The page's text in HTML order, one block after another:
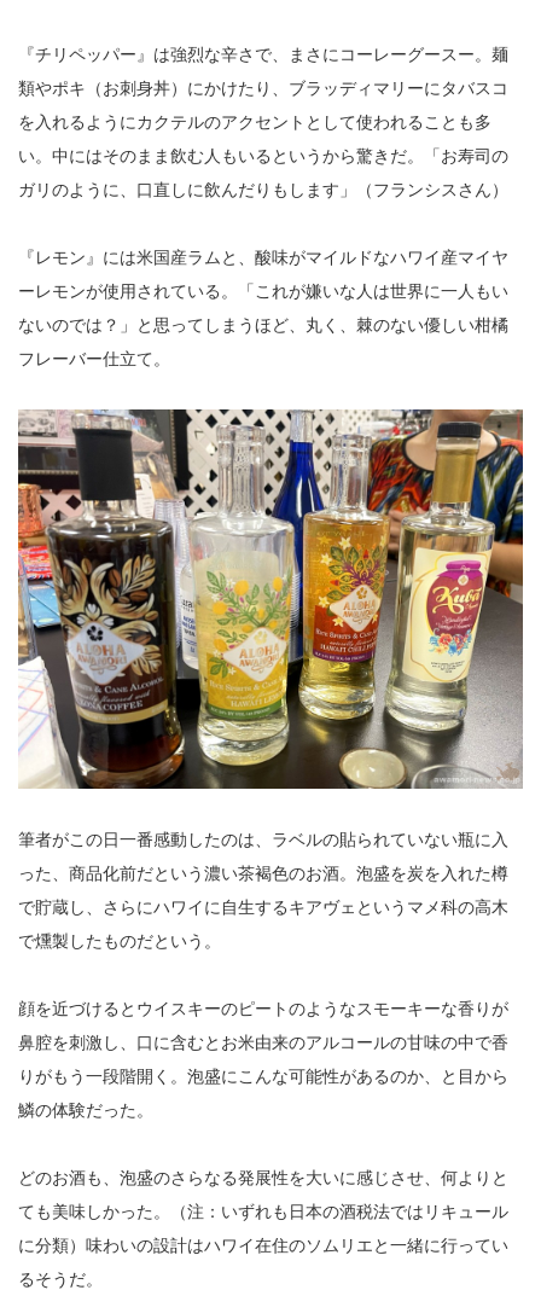
『チリペッパー』は強烈な辛さで、まさにコーレーグースー。麺
類やポキ（お刺身丼）にかけたり、ブラッディマリーにタバスコ
を入れるようにカクテルのアクセントとして使われることも多
い。中にはそのまま飲む人もいるというから驚きだ。「お寿司の
ガリのように、口直しに飲んだりもします」（フランシスさん）
『レモン』には米国産ラムと、酸味がマイルドなハワイ産マイヤ
ーレモンが使用されている。「これが嫌いな人は世界に一人もい
ないのでは？」と思ってしまうほど、丸く、棘のない優しい柑橘
フレーバー仕立て。
筆者がこの日一番感動したのは、ラベルの貼られていない瓶に入
った、商品化前だという濃い茶褐色のお酒。泡盛を炭を入れた樽
で貯蔵し、さらにハワイに自生するキアヴェというマメ科の高木
で燻製したものだという。
顔を近づけるとウイスキーのピートのようなスモーキーな香りが
鼻腔を刺激し、口に含むとお米由来のアルコールの甘味の中で香
りがもう一段階開く。泡盛にこんな可能性があるのか、と目から
鱗の体験だった。
どのお酒も、泡盛のさらなる発展性を大いに感じさせ、何よりと
ても美味しかった。（注：いずれも日本の酒税法ではリキュール
に分類）味わいの設計はハワイ在住のソムリエと一緒に行ってい
るそうだ。